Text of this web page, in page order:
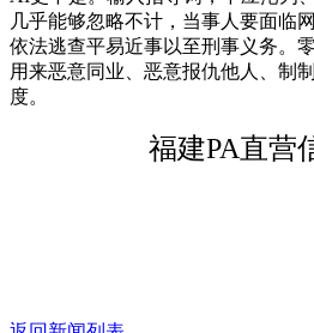
几乎能够忽略不计，当事人要面临
依法逃查平易近事以至刑事义务。
用来恶意同业、恶意报仇他人、制
度。
福建PA直营